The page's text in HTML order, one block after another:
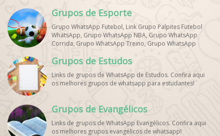
Grupos de Esporte
Grupo WhatsApp Futebol, Link Grupo Palpites Futebol
WhatsApp, Grupo WhatsApp NBA, Grupo WhatsApp
Corrida, Grupo WhatsApp Treino, Grupo WhatsApp
WhatsApp, Grupo de Torcedores [Nome do Time]
WhatsApp, Link de Grupos de Esporte Grátis, Grupo
WhatsApp Dicas de Treino, Grupo WhatsApp Futebol Ao
Vivo. Grupo WhatsApp Esporte, Grupos de Esporte
WhatsApp Esporte, Grupo WhatsApp Futebol, Link Grupo
Palpites Futebol WhatsApp, Grupo WhatsApp NBA,
Grupos de Estudos
Links de grupos de WhatsApp de Estudos. Confira aqui
os melhores grupos de whatsapp para estudantes!
Grupos de Evangélicos
Links de grupos de WhatsApp Evangélicos. Confira aqui
os melhores grupos evangélicos de whatsapp!